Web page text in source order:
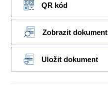
QR kód
Zobrazit dokument
Uložit dokument